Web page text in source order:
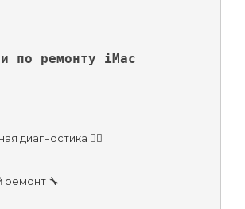
по ремонту iMac
диагностика 🕵️‍♂️
ремонт 🔧